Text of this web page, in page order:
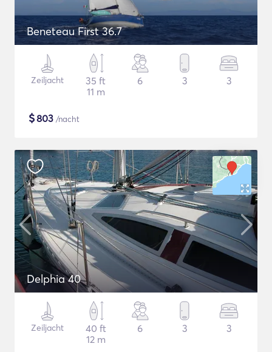
Beneteau First 36.7
Zeiljacht
35 ft
11 m
6 3 3
$803 /nacht
Delphia 40
Zeiljacht
40 ft
12 m
6 3 3